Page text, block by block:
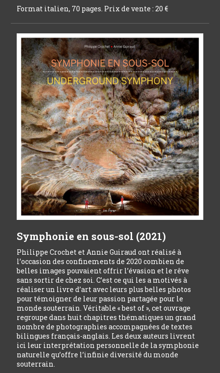
Format italien, 70 pages. Prix de vente : 20 €
Symphonie en sous-sol (2021)
Philippe Crochet et Annie Guiraud ont réalisé à
l’occasion des confinements de 2020 combien de
belles images pouvaient offrir l’évasion et le rêve
sans sortir de chez soi. C’est ce qui les a motivés à
réaliser un livre d’art avec leurs plus belles photos
pour témoigner de leur passion partagée pour le
monde souterrain. Véritable « best of », cet ouvrage
regroupe dans huit chapitres thématiques un grand
nombre de photographies accompagnées de textes
bilingues français-anglais. Les deux auteurs livrent
ici leur interprétation personnelle de la symphonie
naturelle qu’offre l’infinie diversité du monde
souterrain.